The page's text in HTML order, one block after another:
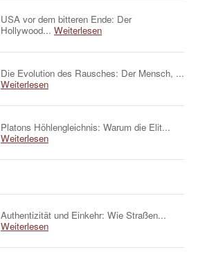
USA vor dem bitteren Ende: Der
Hollywood... Weiterlesen
Die Evolution des Rausches: Der Mensch, ...
Weiterlesen
Platons Höhlengleichnis: Warum die Elit...
Weiterlesen
Authentizität und Einkehr: Wie Straßen...
Weiterlesen